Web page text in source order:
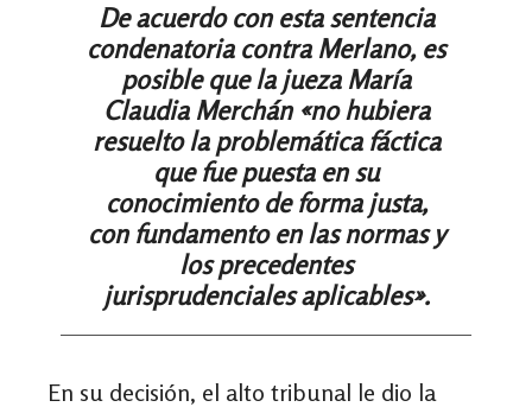
De acuerdo con esta sentencia
condenatoria contra Merlano, es
posible que la jueza María
Claudia Merchán «no hubiera
resuelto la problemática fáctica
que fue puesta en su
conocimiento de forma justa,
con fundamento en las normas y
los precedentes
jurisprudenciales aplicables».
En su decisión, el alto tribunal le dio la